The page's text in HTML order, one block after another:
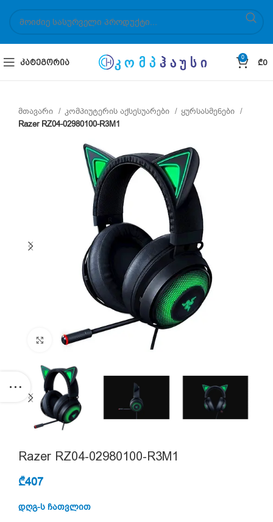
ᲙᲐᲢᲔᲒᲝᲠᲘᲐ
0
₾0
მთავარი კომპიუტერის აქსესუარები
ყურსასმენები
Razer RZ04-02980100-R3M1
Click to enlarge
Razer RZ04-02980100-R3M1
₾407
დღგ-ს ჩათვლით